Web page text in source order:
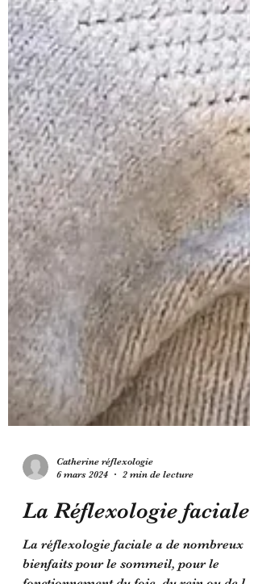
6 mars 2024
2 min de lecture
La Réflexologie faciale
La réflexologie faciale a de nombreux